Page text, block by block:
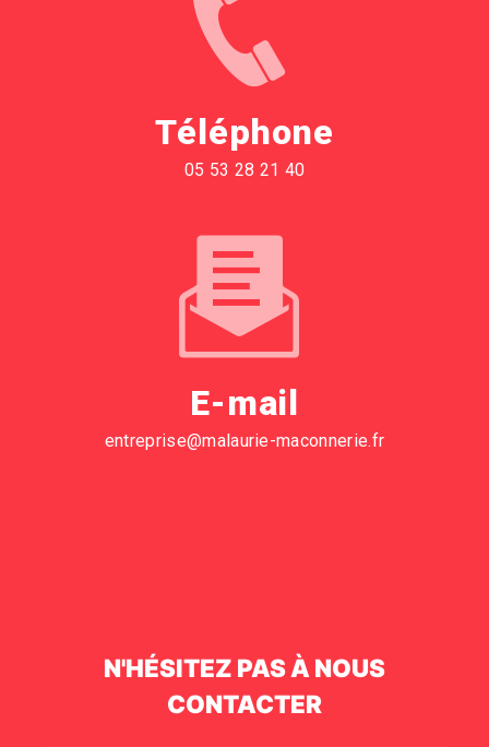
Téléphone
05 53 28 21 40
E-mail
entreprise@malaurie-maconnerie.fr
N'HÉSITEZ PAS À NOUS
CONTACTER